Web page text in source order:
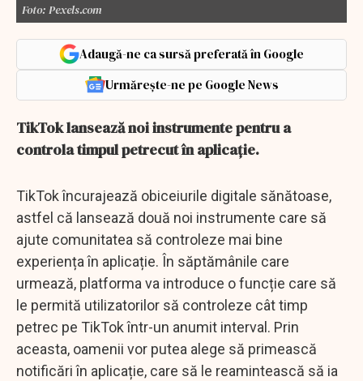
Foto: Pexels.com
Adaugă-ne ca sursă preferată în Google
Urmărește-ne pe Google News
TikTok lansează noi instrumente pentru a
controla timpul petrecut în aplicație.
TikTok încurajează obiceiurile digitale sănătoase,
astfel că lansează două noi instrumente care să
ajute comunitatea să controleze mai bine
experiența în aplicație. În săptămânile care
urmează, platforma va introduce o funcție care să
le permită utilizatorilor să controleze cât timp
petrec pe TikTok într-un anumit interval. Prin
aceasta, oamenii vor putea alege să primească
notificări în aplicație, care să le reamintească să ia